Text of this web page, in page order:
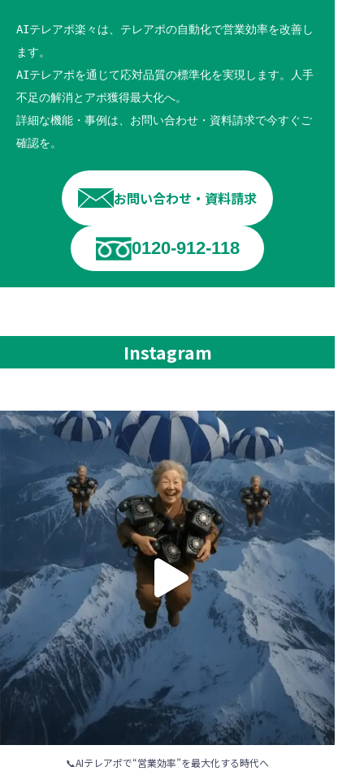
AIテレアポ楽々は、テレアポの自動化で営業効率を改善し
ます。
AIテレアポを通じて応対品質の標準化を実現します。人手
不足の解消とアポ獲得最大化へ。
詳細な機能・事例は、お問い合わせ・資料請求で今すぐご
確認を。
お問い合わせ・資料請求
0120-912-118
Instagram
📞AIテレアポで“営業効率”を最大化する時代へ
114 4
📞AIテレアポで“営業効率”を最大化する時代へ